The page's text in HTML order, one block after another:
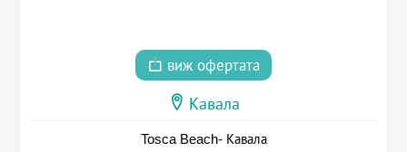
виж офертата
Кавала
Tosca Beach- Кавала